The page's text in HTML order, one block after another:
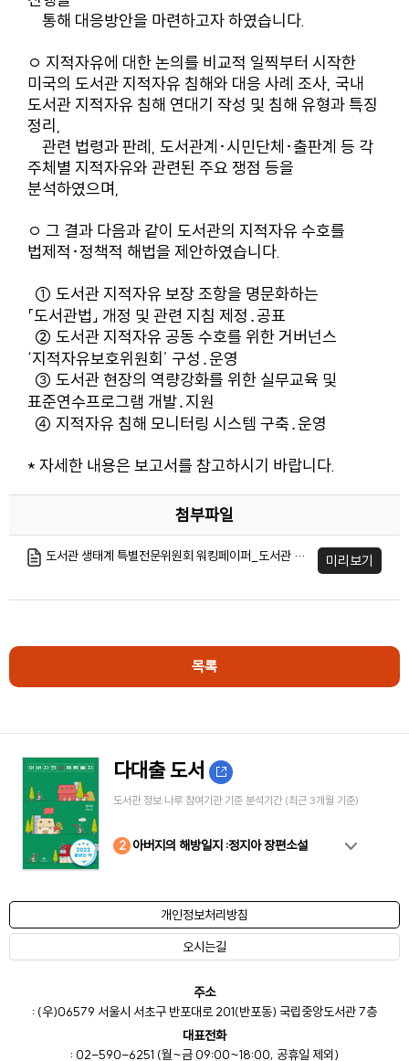
통해 대응방안을 마련하고자 하였습니다.
ㅇ 지적자유에 대한 논의를 비교적 일찍부터 시작한
미국의 도서관 지적자유 침해와 대응 사례 조사, 국내
도서관 지적자유 침해 연대기 작성 및 침해 유형과 특징
정리,
관련 법령과 판례, 도서관계･시민단체･출판계 등 각
주체별 지적자유와 관련된 주요 쟁점 등을
분석하였으며,
ㅇ 그 결과 다음과 같이 도서관의 지적자유 수호를
법제적･정책적 해법을 제안하였습니다.
① 도서관 지적자유 보장 조항을 명문화하는
「도서관법」 개정 및 관련 지침 제정․공표
② 도서관 지적자유 공동 수호를 위한 거버넌스
‘지적자유보호위원회’ 구성․운영
③ 도서관 현장의 역량강화를 위한 실무교육 및
표준연수프로그램 개발․지원
④ 지적자유 침해 모니터링 시스템 구축․운영
* 자세한 내용은 보고서를 참고하시기 바랍니다.
첨부파일
도서관 생태계 특별전문위원회 워킹페이퍼_도서관 지적자유 침해 동향과 해법.pdf 미리보기
목록
다대출 도서
도서관 정보 나루 참여기관 기준 분석기간 (최근 3개월 기준)
1
2 아버지의 해방일지 :정지아 장편소설
3
4
5
6
7
8
9
10
개인정보처리방침
오시는길
주소
: (우)06579 서울시 서초구 반포대로 201(반포동) 국립중앙도서관 7층
대표전화
: 02-590-6251 (월~금 09:00~18:00, 공휴일 제외)